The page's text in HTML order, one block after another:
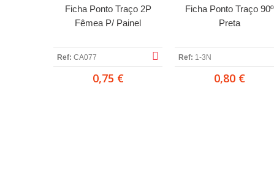
Ficha Ponto Traço 2P
Fêmea P/ Painel
Ref: CA077
0,75 €
Ficha Ponto Traço 90º
Preta
Ref: 1-3N
0,80 €